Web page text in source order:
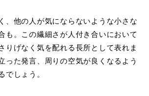
、他の人が気にならないような小さな
も。この繊細さが人付き合いにおいて
りげなく気を配れる長所として表れま
った発言、周りの空気が良くなるよう
でしょう。